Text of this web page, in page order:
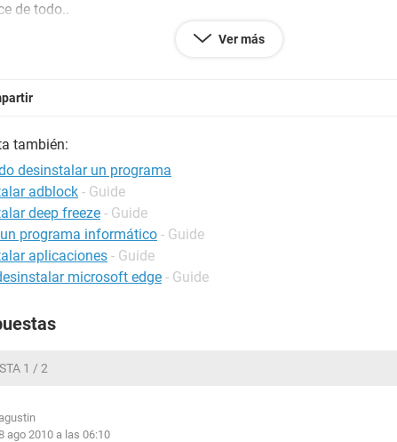
de todo..
Ver más
también:
desinstalar un programa
adblock - Guide
deep freeze - Guide
programa informático - Guide
aplicaciones - Guide
microsoft edge - Guide
1 / 2
ago 2010 a las 06:10